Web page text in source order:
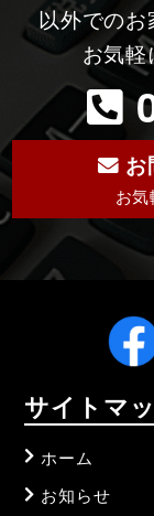
以外での
お気軽
お
お
サイトマ
ホーム
お知らせ